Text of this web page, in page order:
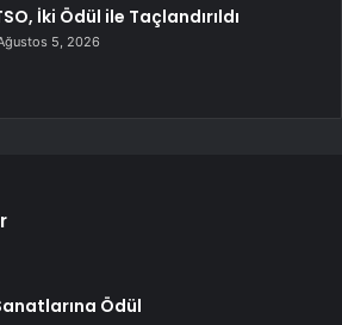
İki Ödül ile Taçlandırıldı
5, 2026
Ödül